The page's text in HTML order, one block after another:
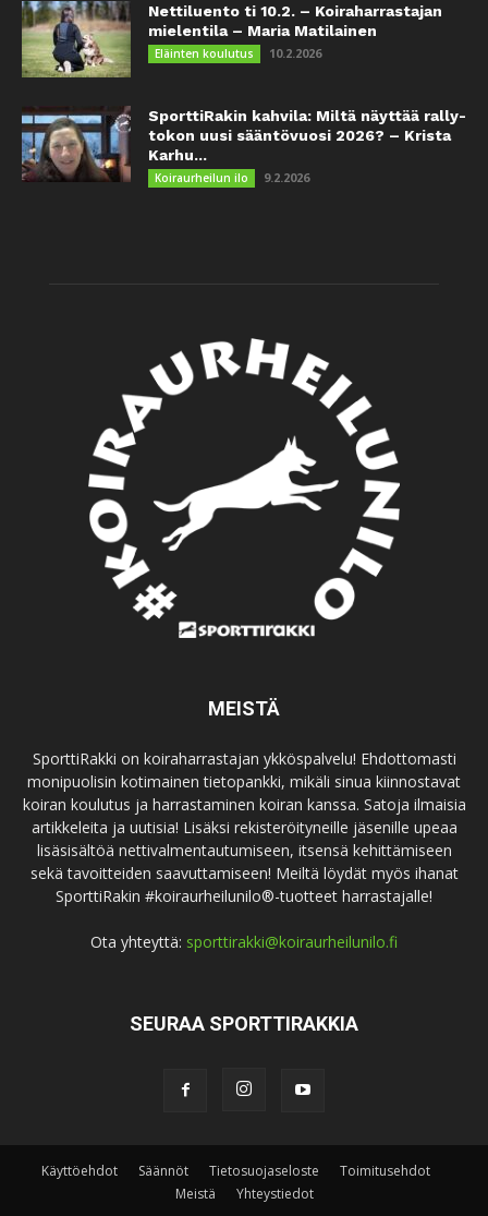
Nettiluento ti 10.2. – Koiraharrastajan
mielentila – Maria Matilainen
Eläinten koulutus 10.2.2026
SporttiRakin kahvila: Miltä näyttää rally-
tokon uusi sääntövuosi 2026? – Krista
Karhu...
Koiraurheilun ilo 9.2.2026
MEISTÄ
SporttiRakki on koiraharrastajan ykköspalvelu! Ehdottomasti
monipuolisin kotimainen tietopankki, mikäli sinua kiinnostavat
koiran koulutus ja harrastaminen koiran kanssa. Satoja ilmaisia
artikkeleita ja uutisia! Lisäksi rekisteröityneille jäsenille upeaa
lisäsisältöä nettivalmentautumiseen, itsensä kehittämiseen
sekä tavoitteiden saavuttamiseen! Meiltä löydät myös ihanat
SporttiRakin #koiraurheilunilo®-tuotteet harrastajalle!
Ota yhteyttä: sporttirakki@koiraurheilunilo.fi
SEURAA SPORTTIRAKKIA
Käyttöehdot Säännöt Tietosuojaseloste
Toimitusehdot
Meistä
Yhteystiedot